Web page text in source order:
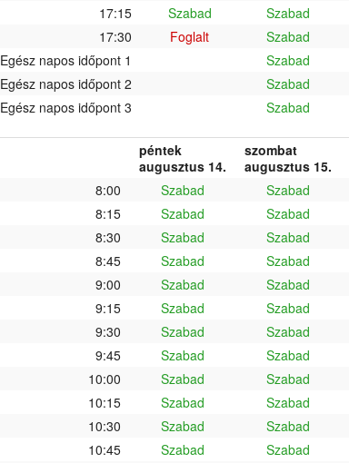
17:15
Szabad Szabad
17:30
Foglalt Szabad
Egész napos időpont 1
Szabad
Egész napos időpont 2
Szabad
Egész napos időpont 3
Szabad
péntek
augusztus 14.
szombat
augusztus 15.
8:00
Szabad Szabad
8:15
Szabad Szabad
8:30
Szabad Szabad
8:45
Szabad Szabad
9:00
Szabad Szabad
9:15
Szabad Szabad
9:30
Szabad Szabad
9:45
Szabad Szabad
10:00
Szabad Szabad
10:15
Szabad Szabad
10:30
Szabad Szabad
10:45
Szabad Szabad